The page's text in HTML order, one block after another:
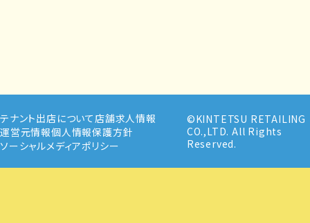
テナント出店について店舗求人情報
運営元情報個人情報保護方針
ソーシャルメディアポリシー
©KINTETSU RETAILING
CO.,LTD. All Rights
Reserved.